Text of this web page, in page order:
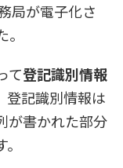
局が電子化さ
て登記識別情報
登記識別情報は
が書かれた部分